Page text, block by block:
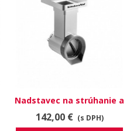
Nadstavec na strúhanie a
krájanie zeleniny
142,00 € (s DPH)